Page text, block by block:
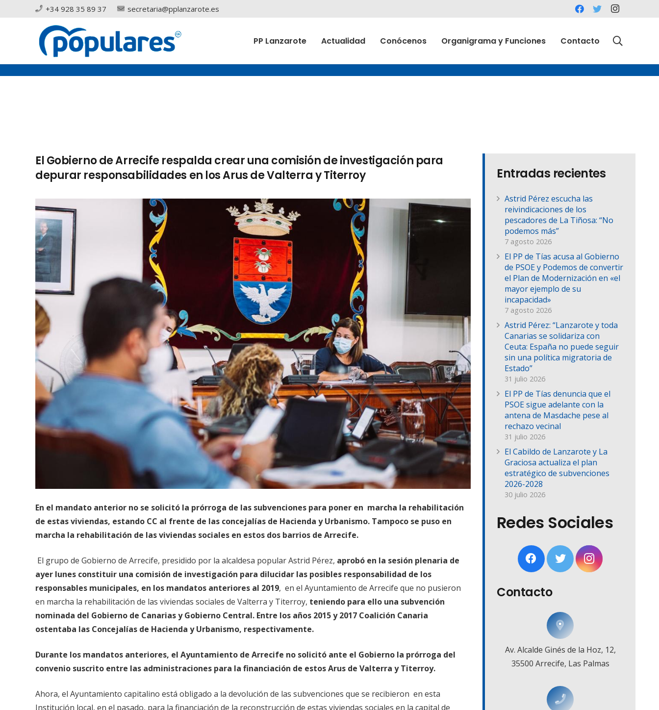
+34 928 35 89 37 secretaria@pplanzarote.es
PP Lanzarote Actualidad Conócenos Organigrama y Funciones Contacto
El Gobierno de Arrecife respalda crear una comisión de investigación para
depurar responsabilidades en los Arus de Valterra y Titerroy
En el mandato anterior no se solicitó la prórroga de las subvenciones para poner en marcha la rehabilitación
de estas viviendas, estando CC al frente de las concejalías de Hacienda y Urbanismo. Tampoco se puso en
marcha la rehabilitación de las viviendas sociales en estos dos barrios de Arrecife.
El grupo de Gobierno de Arrecife, presidido por la alcaldesa popular Astrid Pérez, aprobó en la sesión plenaria de
ayer lunes constituir una comisión de investigación para dilucidar las posibles responsabilidad de los
responsables municipales, en los mandatos anteriores al 2019, en el Ayuntamiento de Arrecife que no pusieron
en marcha la rehabilitación de las viviendas sociales de Valterra y Titerroy, teniendo para ello una subvención
nominada del Gobierno de Canarias y Gobierno Central. Entre los años 2015 y 2017 Coalición Canaria
ostentaba las Concejalías de Hacienda y Urbanismo, respectivamente.
Durante los mandatos anteriores, el Ayuntamiento de Arrecife no solicitó ante el Gobierno la prórroga del
convenio suscrito entre las administraciones para la financiación de estos Arus de Valterra y Titerroy.
Ahora, el Ayuntamiento capitalino está obligado a la devolución de las subvenciones que se recibieron en esta
Institución local, en el pasado, para la financiación de la reconstrucción de estas viviendas sociales en la capital de
Entradas recientes
Astrid Pérez escucha las
reivindicaciones de los
pescadores de La Tiñosa: “No
podemos más”
7 agosto 2026
El PP de Tías acusa al Gobierno
de PSOE y Podemos de convertir
el Plan de Modernización en «el
mayor ejemplo de su
incapacidad»
7 agosto 2026
Astrid Pérez: “Lanzarote y toda
Canarias se solidariza con
Ceuta: España no puede seguir
sin una política migratoria de
Estado”
31 julio 2026
El PP de Tías denuncia que el
PSOE sigue adelante con la
antena de Masdache pese al
rechazo vecinal
31 julio 2026
El Cabildo de Lanzarote y La
Graciosa actualiza el plan
estratégico de subvenciones
2026-2028
30 julio 2026
Redes Sociales
Contacto
Av. Alcalde Ginés de la Hoz, 12,
35500 Arrecife, Las Palmas